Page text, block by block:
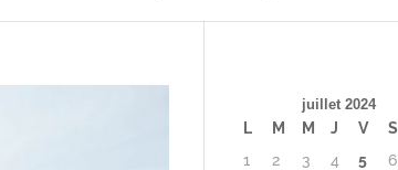
juillet 2024
L M M J V S
1
2 3 4 5 6